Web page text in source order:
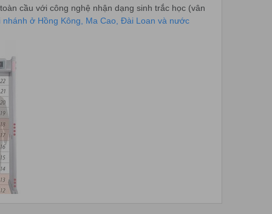
cầu với công nghệ nhận dạng sinh trắc học (vân
ở Hồng Kông, Ma Cao, Đài Loan và nước